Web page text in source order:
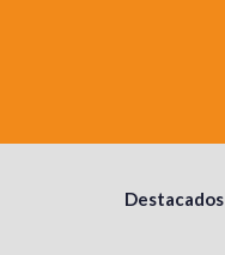
Destacados